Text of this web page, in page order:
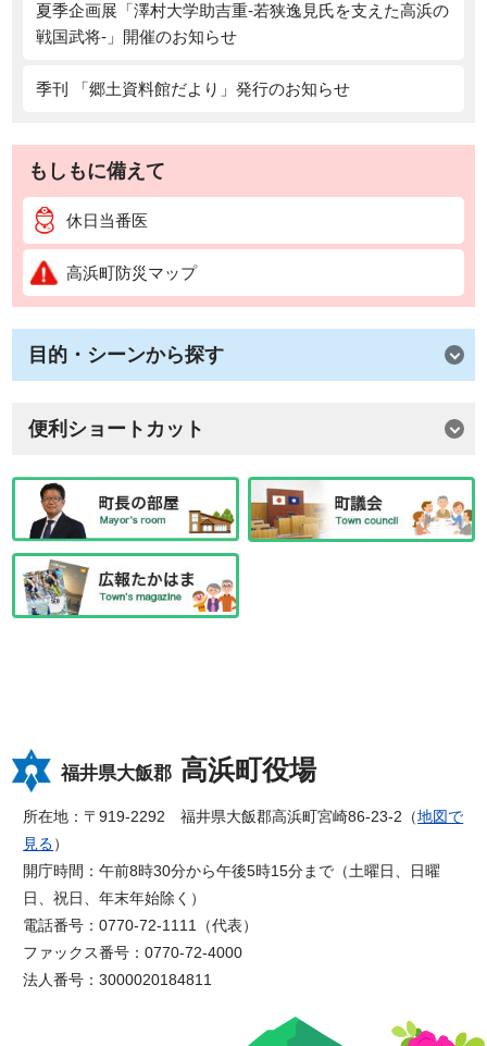
夏季企画展「澤村大学助吉重‐若狭逸見氏を支えた高浜の
戦国武将‐」開催のお知らせ
季刊 「郷土資料館だより」発行のお知らせ
もしもに備えて
休日当番医
高浜町防災マップ
目的・シーンから探す
便利ショートカット
福井県大飯郡 高浜町役場
所在地：〒919-2292 福井県大飯郡高浜町宮崎86-23-2（地図で
見る）
開庁時間：午前8時30分から午後5時15分まで（土曜日、日曜
日、祝日、年末年始除く）
電話番号：0770-72-1111（代表）
ファックス番号：0770-72-4000
法人番号：3000020184811